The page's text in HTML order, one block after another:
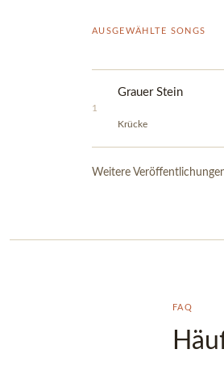
AUSGEWÄHLTE SONGS
1
Grauer Stein
Krücke
Weitere
FAQ